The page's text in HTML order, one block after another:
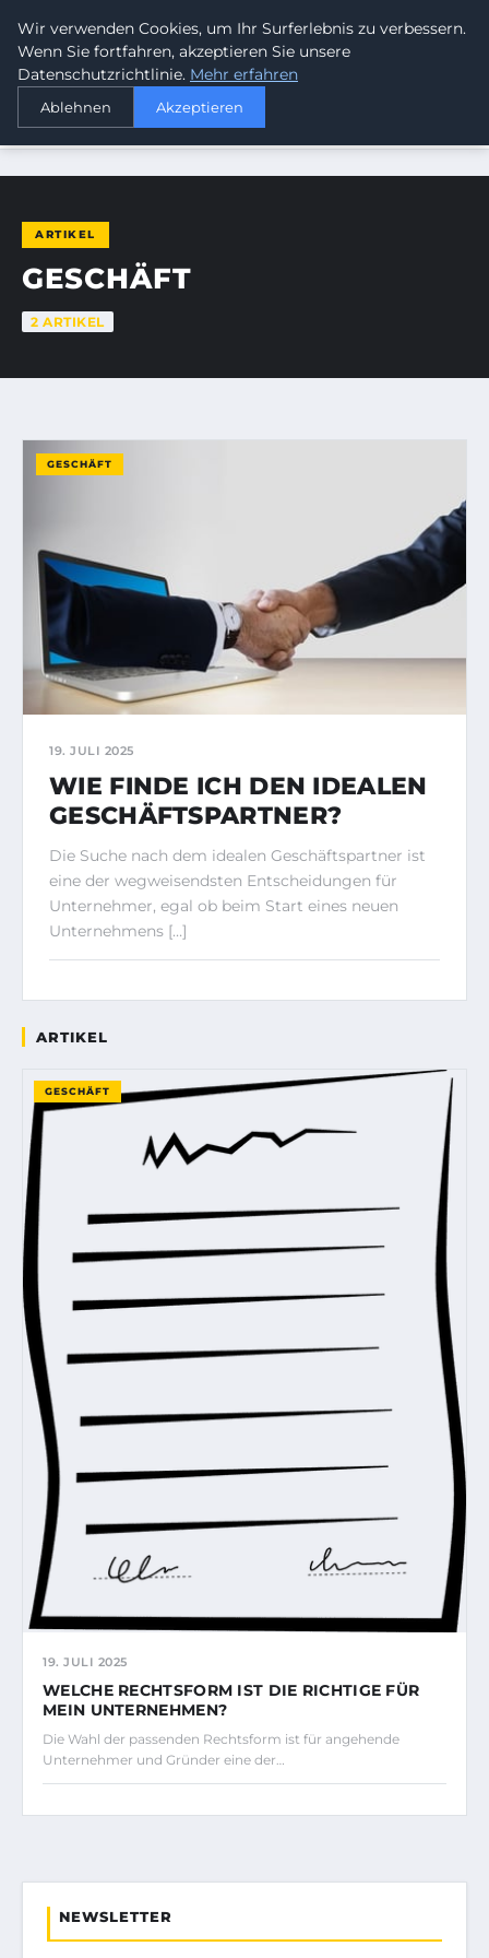
SUMMERBLAST FESTIVAL
STARTSEITE GESCHÄFT
ARTIKEL
GESCHÄFT
2 ARTIKEL
GESCHÄFT
19. JULI 2025
WIE FINDE ICH DEN IDEALEN
GESCHÄFTSPARTNER?
Die Suche nach dem idealen Geschäftspartner ist
eine der wegweisendsten Entscheidungen für
Unternehmer, egal ob beim Start eines neuen
Unternehmens […]
ARTIKEL
GESCHÄFT
19. JULI 2025
WELCHE RECHTSFORM IST DIE RICHTIGE FÜR
MEIN UNTERNEHMEN?
Die Wahl der passenden Rechtsform ist für angehende
Unternehmer und Gründer eine der…
NEWSLETTER
Wir verwenden Cookies, um Ihr Surferlebnis zu verbessern.
Wenn Sie fortfahren, akzeptieren Sie unsere
Datenschutzrichtlinie. Mehr erfahren
Ablehnen Akzeptieren